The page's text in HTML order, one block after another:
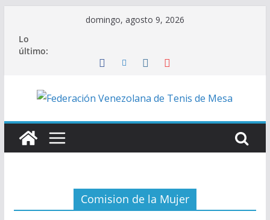
contenido
domingo, agosto 9, 2026
Lo
último:
Comision de la Mujer